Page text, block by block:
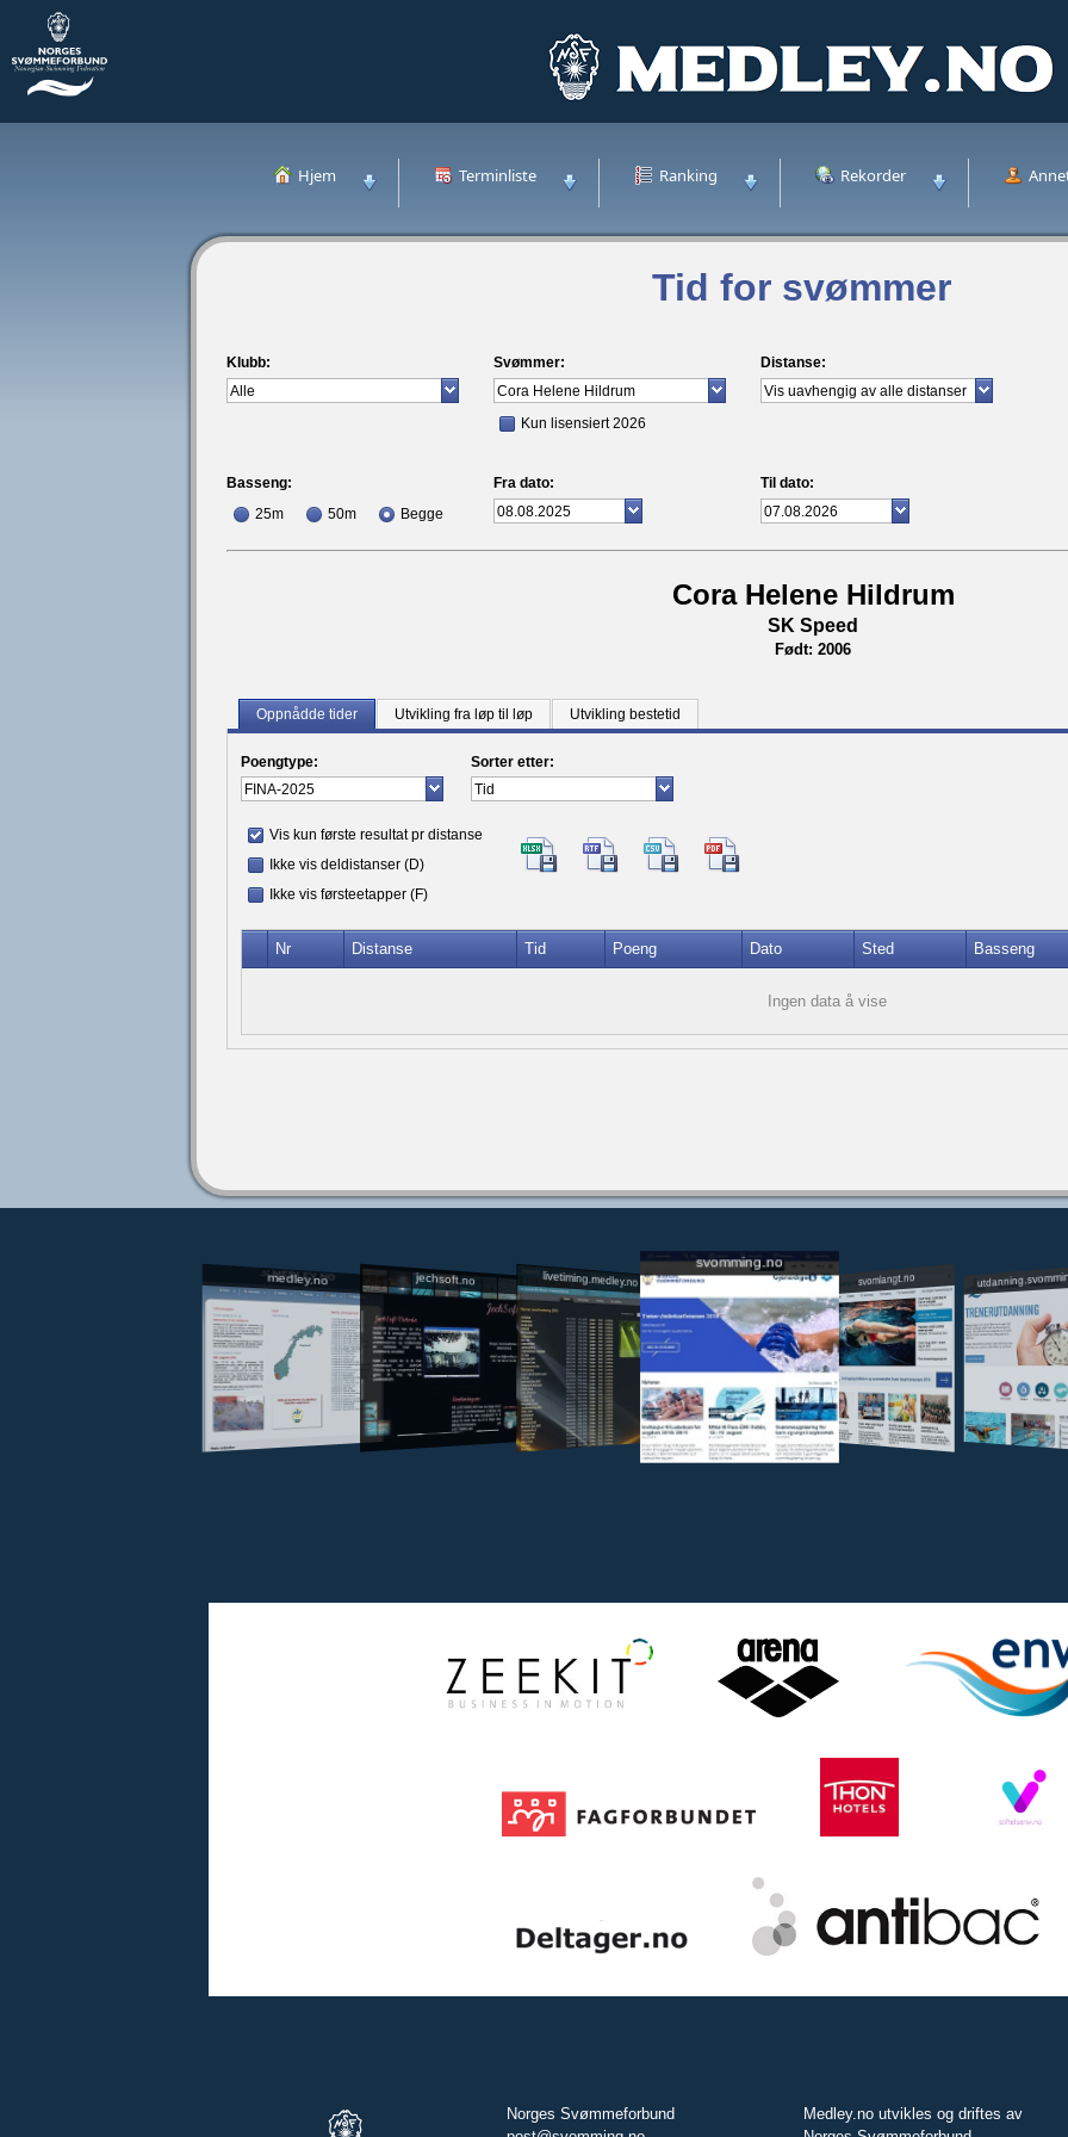
Hjem Terminliste Ranking Rekorder
Tid for svømmer
Klubb: Svømmer:
Kun lisensiert 2026
Distanse:
Basseng:
25m
50m Begge
Fra dato: Til dato:
Cora Helene Hildrum
SK Speed
Født: 2006
Oppnådde tider Utvikling fra løp til løp Utvikling bestetid
Poengtype: Sorter etter:
Vis kun første resultat pr distanse
Ikke vis deldistanser (D)
Ikke vis førsteetapper (F)
Nr Distanse Tid Poeng Dato Sted Basseng
Ingen data å vise
medley.no jechsoft.no livetiming.medley.no
svomming.no
svomlangt.no
Norges Svømmeforbund
Medley.no utvikles og driftes av